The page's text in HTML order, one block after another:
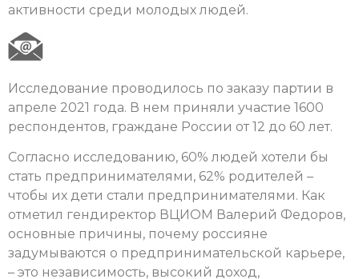
активности среди молодых людей.
Исследование проводилось по заказу партии в
апреле 2021 года. В нем приняли участие 1600
респондентов, граждане России от 12 до 60 лет.
Согласно исследованию, 60% людей хотели бы
стать предпринимателями, 62% родителей –
чтобы их дети стали предпринимателями. Как
отметил гендиректор ВЦИОМ Валерий Федоров,
основные причины, почему россияне
задумываются о предпринимательской карьере,
– это независимость, высокий доход,